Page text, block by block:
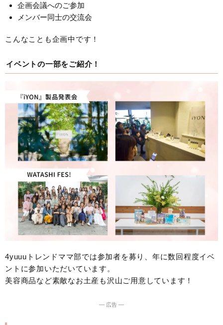
企画会議へのご参加
メンバー同士の交流会
こんなことも企画中です！
イベントの一部をご紹介！
4yuuuトレンドママ部では参加者を募り、年に数回程度イベ
ントに参加いただいています。
美容商品など素敵なお土産も沢山ご用意しています！
― 広告 ―